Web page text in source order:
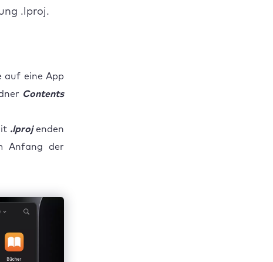
.lproj.
eine App
Contents
.lprojenden
Anfang der